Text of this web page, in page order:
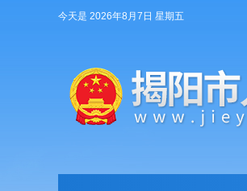
今天是 2026年8月7日 星期五